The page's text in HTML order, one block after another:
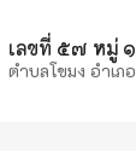
เลขที่ ๕๗ หมู่
ตำบลโขมง อำเ